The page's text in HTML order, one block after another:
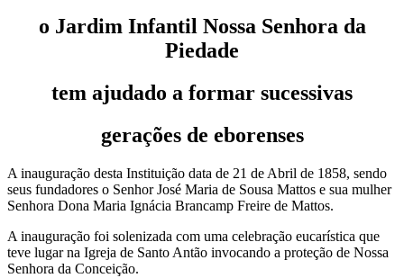
o Jardim Infantil Nossa Senhora da
Piedade
tem ajudado a formar sucessivas
gerações de eborenses
A inauguração desta Instituição data de 21 de Abril de 1858, sendo
seus fundadores o Senhor José Maria de Sousa Mattos e sua mulher
Senhora Dona Maria Ignácia Brancamp Freire de Mattos.
A inauguração foi solenizada com uma celebração eucarística que
teve lugar na Igreja de Santo Antão invocando a proteção de Nossa
Senhora da Conceição.